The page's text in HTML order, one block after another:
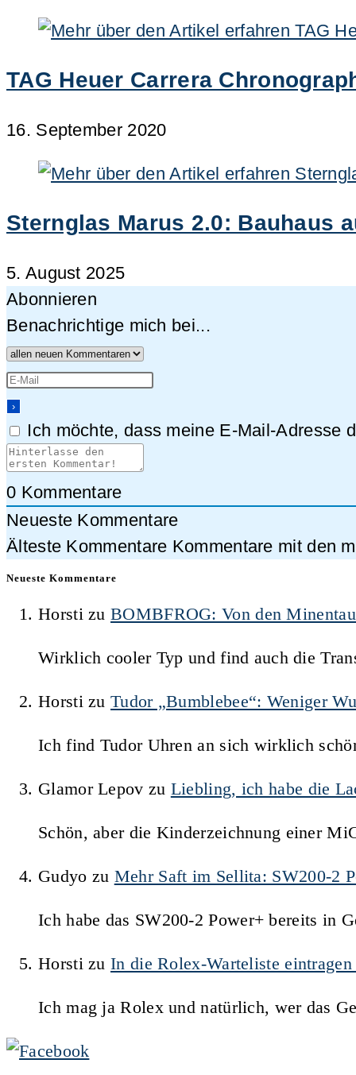
TAG Heuer Carrera
16. September 2020
Sternglas Marus 2.0: Bauhaus
5. August 2025
Abonnieren
Benachrichtige mich bei...
Ich möchte, dass meine E-Mail-Adresse
0 Kommentare
Neueste Kommentare
Älteste Kommentare Kommentare mit den
Neueste Kommentare
HorstizuBOMBFROG: Von den
Wirklich cooler Typ und find auch die
HorstizuTudor „Bumblebee“: Weniger
Ich find Tudor Uhren an sich wirklich
Glamor Lepov zu Liebling, ich habe die
Schön, aber die Kinderzeichnung einer
Gudyo zu Mehr Saft im Sellita: SW200-2
Ich habe das SW200-2 Power+ bereits in
HorstizuIn die Rolex-Warteliste
Ich mag ja Rolex und natürlich, wer das